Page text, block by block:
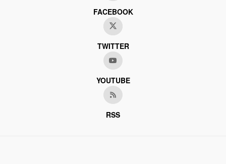
FACEBOOK
TWITTER
YOUTUBE
RSS